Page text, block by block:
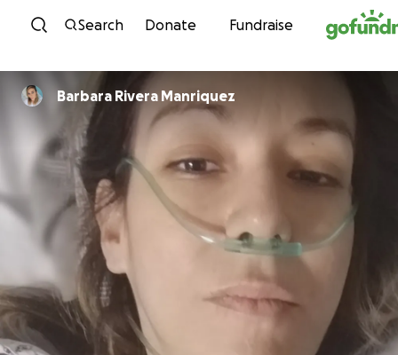
Skip to content
Search Donate Fundraise
Barbara Rivera Manriquez